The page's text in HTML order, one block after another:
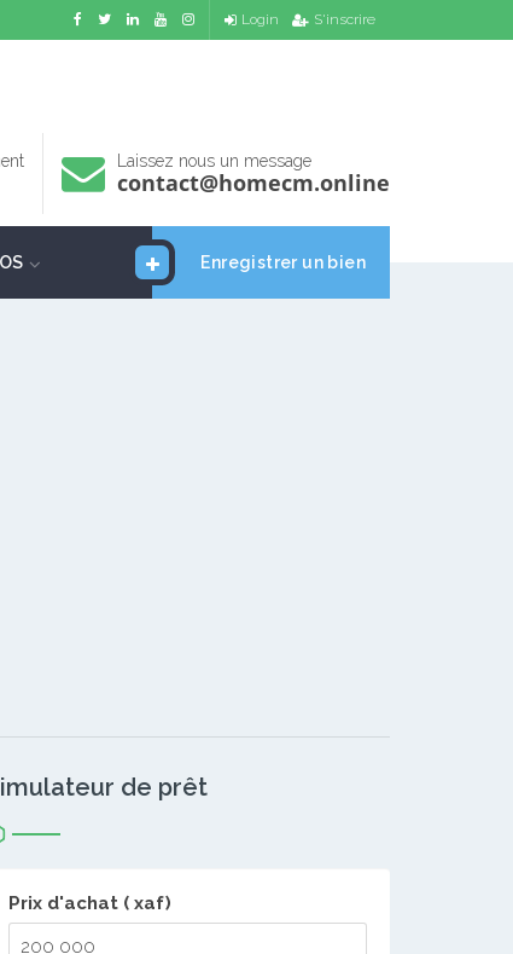
Login S'inscrire
Laissez nous un message
contact@homecm.online
Enregistrer un bien
de prêt
Prix d'achat ( xaf)